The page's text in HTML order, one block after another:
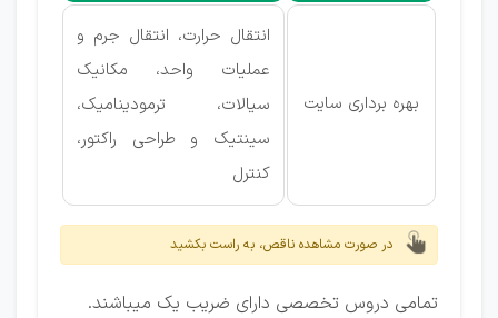
بهره برداری سایت
انتقال حرارت، انتقال جرم و
عملیات واحد، مکانیک
سیالات، ترمودینامیک،
سینتیک و طراحی راکتور،
کنترل
در صورت مشاهده ناقص، به راست بکشید
تمامی دروس تخصصی دارای ضریب یک میباشند.